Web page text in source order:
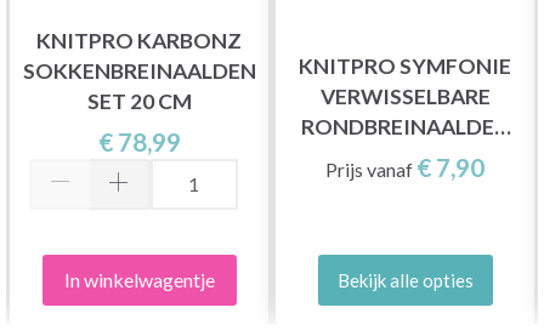
KNITPRO KARBONZ
SOKKENBREINAALDEN
SET 20 CM
€ 78,99
In winkelwagentje
KNITPRO SYMFONIE
VERWISSELBARE
RONDBREINAALDEN
KORT (3.00-12.00 MM)
Prijs vanaf € 7,90
Bekijk alle opties